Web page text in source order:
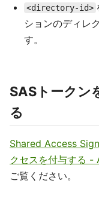
<directory-id>
ションのディレ
す。
SASトークン
る
Shared Access
クセスを付与する
ご覧ください。